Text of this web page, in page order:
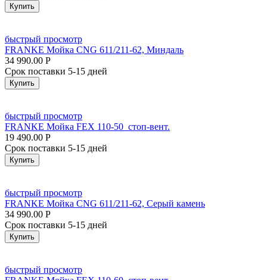
Купить
быстрый просмотр
FRANKE Мойка CNG 611/211-62, Миндаль
34 990.00 Р
Срок поставки 5-15 дней
Купить
быстрый просмотр
FRANKE Мойка FEX 110-50 стоп-вент.
19 490.00 Р
Срок поставки 5-15 дней
Купить
быстрый просмотр
FRANKE Мойка CNG 611/211-62, Серый камень
34 990.00 Р
Срок поставки 5-15 дней
Купить
быстрый просмотр